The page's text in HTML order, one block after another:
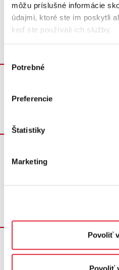
môžu príslušné informácie
údajmi, ktoré ste im poskytli
keď ste používali ich služby.
súhlasu
Potrebné
Preferencie
Štatistiky
Marketing
Povoliť
Povoliť
Krok C
Krok E
odpojenia
Krok F